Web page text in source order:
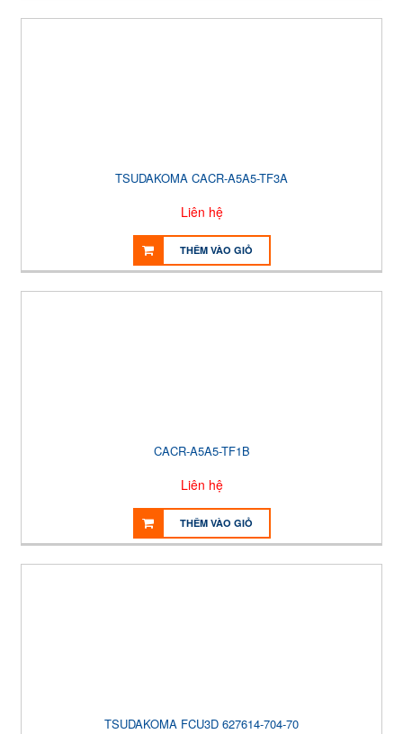
TSUDAKOMA CACR-A5A5-TF3A
Liên hệ
THÊM VÀO GIỎ
CACR-A5A5-TF1B
Liên hệ
THÊM VÀO GIỎ
TSUDAKOMA FCU3D 627614-704-70